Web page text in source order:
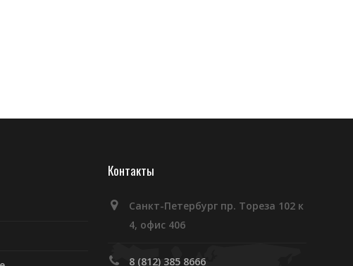
Контакты
Санкт-Петербург пр. Тореза 102 к
4, офис 406
8 (812) 385 8666